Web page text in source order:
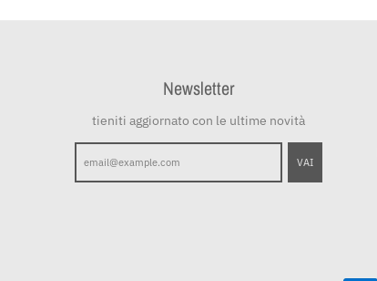
Newsletter
tieniti aggiornato con le ultime novità
VAI